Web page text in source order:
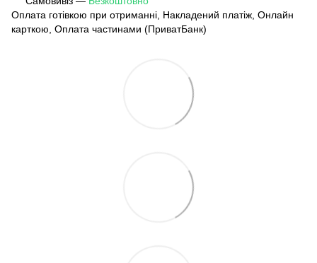
Оплата готівкою при отриманні, Накладений платіж, Онлайн
карткою, Оплата частинами (ПриватБанк)